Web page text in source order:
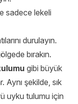
sadece lekeli
durulayın.
bırakın.
gibi büyük
şekilde, sık
uyku tulumu için